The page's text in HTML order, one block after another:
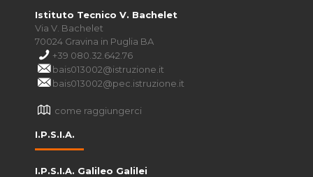
Istituto Tecnico V. Bachelet
Via V. Bachelet
70024 Gravina in Puglia BA
+39 080.32.642.76
bais013002@istruzione.it
bais013002@pec.istruzione.it
come raggiungerci
I.P.S.I.A.
I.P.S.I.A. Galileo Galilei